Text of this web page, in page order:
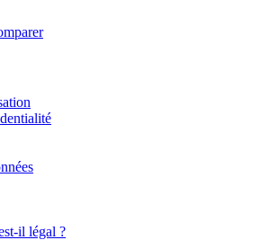
il légal ?